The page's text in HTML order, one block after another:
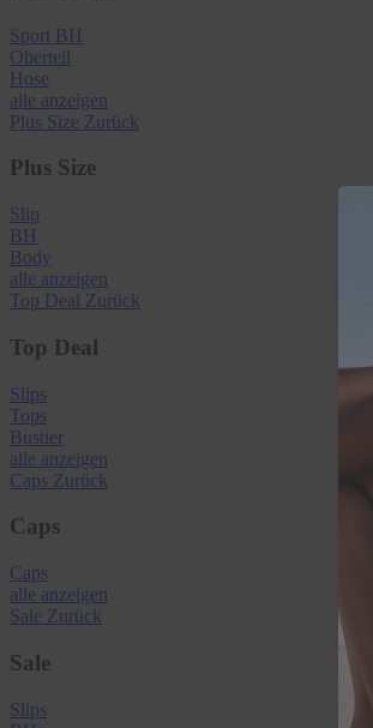
Sport BH
Oberteil
Hose
alle anzeigen
Plus Size Zurück
Plus Size
Slip
BH
Body
alle anzeigen
Top Deal Zurück
Top Deal
Slips
Tops
Bustier
alle anzeigen
Caps Zurück
Caps
Caps
alle anzeigen
Sale Zurück
Sale
Slips